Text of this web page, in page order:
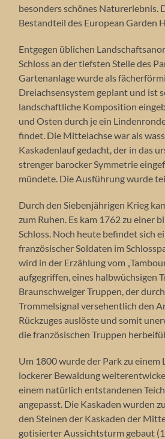
besonders schönes Naturerlebnis.
Bestandteil des European Garden
Entgegen üblichen
Schloss an der tiefsten Stelle des
Gartenanlage wurde als
Dreiachsensystem geplant und ist
landschaftliche Komposition
und Osten durch je ein
findet. Die Mittelachse war als
Kaskadenlauf gedacht, der in das
strenger barocker Symmetrie
mündete. Die Ausführung wurde
Durch den Siebenjährigen Krieg
zum Ruhen. Es kam 1762 zu einer
Schloss. Noch heute befindet sich
französischer Soldaten im
wird in der Erzählung vom
aufgegriffen, eines halbwüchsigen
Braunschweiger Truppen, der
Trommelsignal versehentlich den
Rückzuges auslöste und somit
die französischen Truppen
Um 1800 wurde der Park zu
lockerer Bewaldung
einem natürlich entstandenen
angepasst. Die Kaskaden wurden
den Steinen der Kaskaden der
gotisierter Aussichtsturm gebaut